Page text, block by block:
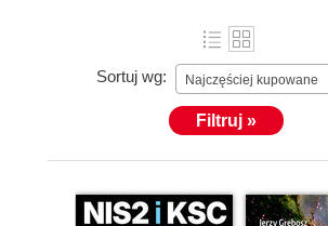
zanim tytuł trafi do szerokiej dystrybucji!
Materiały udostępniane w ramach
pełni zredagowane, sprawdzone pod
technologicznym i gotowe do czytania
do ostatniego rozdziału. W
zakupie i nie musisz czekać na
Sortuj wg: Najczęściej kupowane
Filtruj »